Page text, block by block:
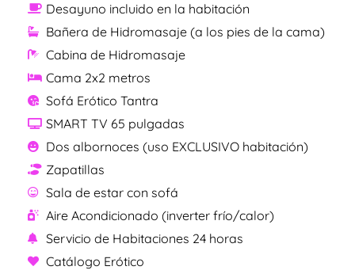
Desayuno incluido en la habitación
Bañera de Hidromasaje (a los pies de la cama)
Cabina de Hidromasaje
Cama 2x2 metros
Sofá Erótico Tantra
SMART TV 65 pulgadas
Dos albornoces (uso EXCLUSIVO habitación)
Zapatillas
Sala de estar con sofá
Aire Acondicionado (inverter frío/calor)
Servicio de Habitaciones 24 horas
Catálogo Erótico